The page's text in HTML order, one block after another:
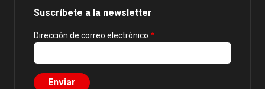
Suscríbete a la newsletter
Dirección de correo electrónico